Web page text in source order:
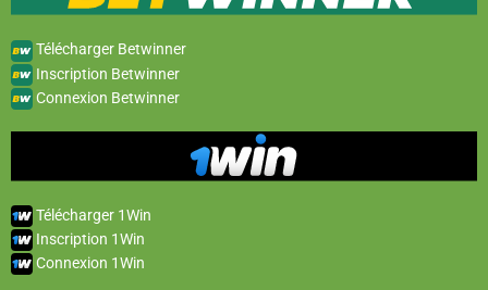
Télécharger Betwinner
Inscription Betwinner
Connexion Betwinner
Télécharger 1Win
Inscription 1Win
Connexion 1Win